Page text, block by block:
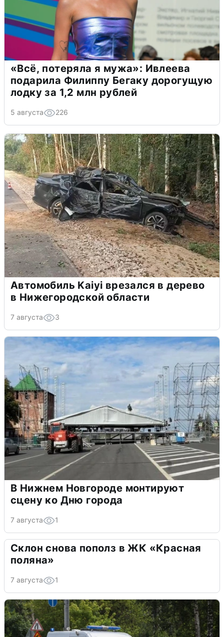
«Всё, потеряла я мужа»: Ивлеева
подарила Филиппу Бегаку дорогущую
лодку за 1,2 млн рублей
5 августа 226
Автомобиль Kaiyi врезался в дерево
в Нижегородской области
7 августа 3
В Нижнем Новгороде монтируют
сцену ко Дню города
7 августа 1
Склон снова пополз в ЖК «Красная
поляна»
7 августа 1